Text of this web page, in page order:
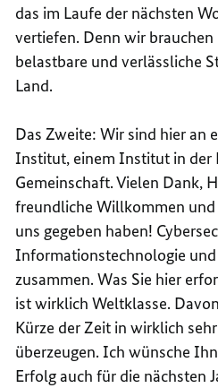
das im Laufe der nächsten
vertiefen. Denn wir
belastbare und verlässliche
Land.
Das Zweite: Wir sind hier an
Institut, einem Institut in der
Gemeinschaft. Vielen Dank,
freundliche Willkommen und
uns gegeben haben!
Informationstechnologie und
zusammen. Was Sie hier
ist wirklich Weltklasse.
Kürze der Zeit in wirklich
überzeugen. Ich wünsche
Erfolg auch für die nächsten